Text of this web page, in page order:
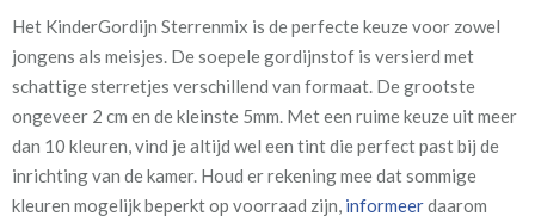
Artikelnummer
Be_[B15]1940 denim
sterrenmix
Patroon: 32 cm
Stofbreedte: 140 cm
Het KinderGordijn Sterrenmix is de perfecte keuze voor zowel
jongens als meisjes. De soepele gordijnstof is versierd met
schattige sterretjes verschillend van formaat. De grootste
ongeveer 2 cm en de kleinste 5mm. Met een ruime keuze uit meer
dan 10 kleuren, vind je altijd wel een tint die perfect past bij de
inrichting van de kamer. Houd er rekening mee dat sommige
kleuren mogelijk beperkt op voorraad zijn, informeerdaarom